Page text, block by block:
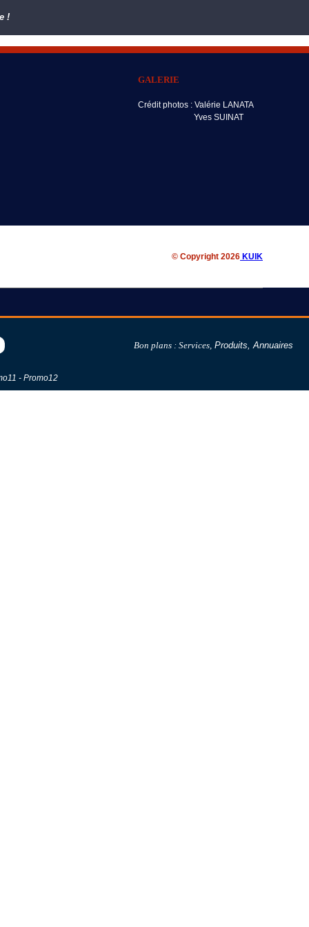
!
GALERIE
Crédit photos : Valérie LANATA
Yves SUINAT
© Copyright 2026 KUIK
Bon plans : Services, Produits,Annuaires
- Promo12